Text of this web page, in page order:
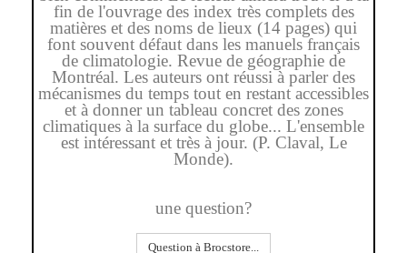
fin de l'ouvrage des index très complets des
matières et des noms de lieux (14 pages) qui
font souvent défaut dans les manuels français
de climatologie. Revue de géographie de
Montréal. Les auteurs ont réussi à parler des
mécanismes du temps tout en restant accessibles
et à donner un tableau concret des zones
climatiques à la surface du globe... L'ensemble
est intéressant et très à jour. (P. Claval, Le
Monde).
une question?
Question à Brocstore...